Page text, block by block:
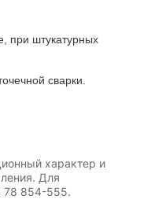
при штукатурных
сварки.
характер и
Для
78 854-555.